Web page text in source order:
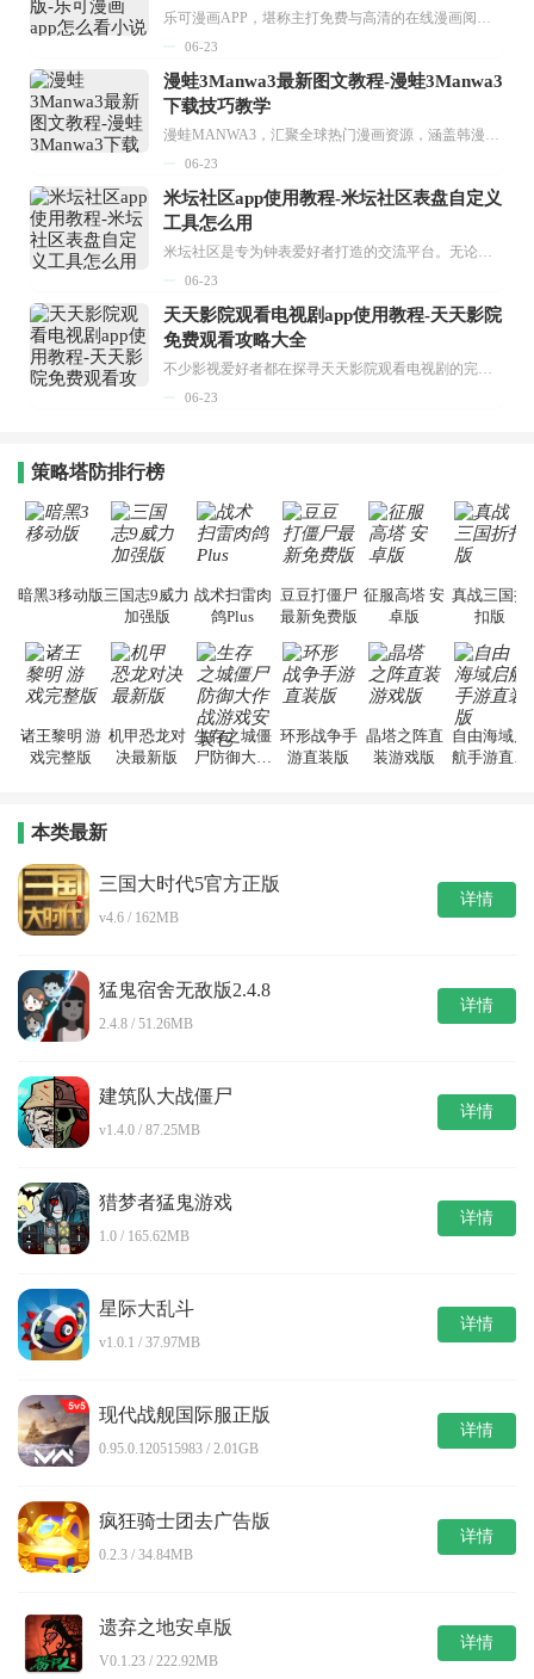
乐可漫画APP，堪称主打免费与高清的在线漫画阅读神器。其官方版提供海量完整版漫画资源，无论是国内漫画，还是日漫、韩漫、台漫、美漫等国外漫画，应有尽有，随时供你阅读。只需轻点一下，便能直接进入阅读界面。不仅如此，乐可漫画最新版本更新速度极快，在这里，你总能抢先看到全网一手漫画章节内容！...
06-23
漫蛙3Manwa3最新图文教程-漫蛙3Manwa3
下载技巧教学
漫蛙MANWA3，汇聚全球热门漫画资源，涵盖韩漫、欧美漫画、国漫等多种类型，题材丰富多样，全方位满足用户阅读喜好。它不仅是阅读平台，更是创作平台，为广大用户打造零门槛创作环境。...
06-23
米坛社区app使用教程-米坛社区表盘自定义
工具怎么用
米坛社区是专为钟表爱好者打造的交流平台。无论你是初涉钟表领域的普通爱好者，还是拥有多年收藏经验的资深玩家，都能在此找到属于自己的天地。 无需注册，就能轻松参与其中。通过专业的讨论论坛与丰富的交互功能，你可与世界各地的钟表爱好者畅快交流。若你钟情于钟表，米坛社区无疑是值得一试的理想之选。在这里，你能获取最新的手表资讯，交流见解，提升鉴赏品味，让每一块手表都成为收藏故事中重要的一部分。感兴趣的朋友，不要错过下载机会。...
06-23
天天影院观看电视剧app使用教程-天天影院
免费观看攻略大全
不少影视爱好者都在探寻天天影院观看电视剧的完整方法，结合最新平台使用规则，本篇新手入门攻略全面讲解观看渠道、检索流程、播放设置以及画面模式调整等实用内容。全文适配手机、电脑等主流设备，步骤简洁易懂，无论是初次使用的新手，还是想要优化观影体验的用户，都能参照内容快速上手，熟练掌握平台各项操作技巧，轻松畅享影视内容。...
06-23
策略塔防排行榜
暗黑3移动版三国志9威力
加强版
战术扫雷肉
鸽Plus
豆豆打僵尸
最新免费版
征服高塔 安
卓版
真战三国折
扣版
诸王黎明 游
戏完整版
机甲恐龙对
决最新版
生存之城僵
尸防御大作
环形战争手
游直装版
晶塔之阵直
装游戏版
自由海域启
航手游直装
本类最新
三国大时代5官方正版
v4.6 / 162MB
详情
猛鬼宿舍无敌版2.4.8
2.4.8 / 51.26MB
详情
建筑队大战僵尸
v1.4.0 / 87.25MB
详情
猎梦者猛鬼游戏
1.0 / 165.62MB
详情
星际大乱斗
v1.0.1 / 37.97MB
详情
现代战舰国际服正版
0.95.0.120515983 / 2.01GB
详情
疯狂骑士团去广告版
0.2.3 / 34.84MB
详情
遗弃之地安卓版
V0.1.23 / 222.92MB
详情